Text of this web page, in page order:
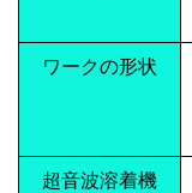
ワークの形状
超音波溶着機